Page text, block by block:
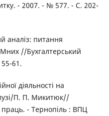
- 2007. - № 577. - С. 202-
аналіз: питання
Мних //Бухгалтерський
61.
діяльності на
П. П. Микитюк//
праць. - Тернопіль : ВПЦ